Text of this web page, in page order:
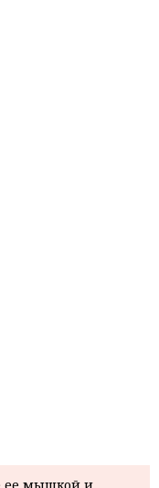
ее мышкой и